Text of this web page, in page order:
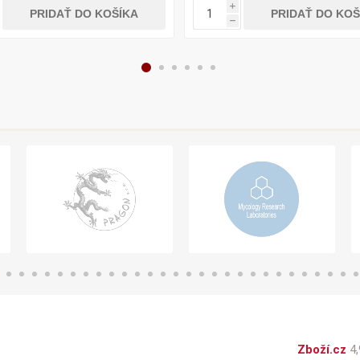
PRIDAŤ DO KOŠÍKA
i
h
PRIDAŤ DO
Zboží.cz